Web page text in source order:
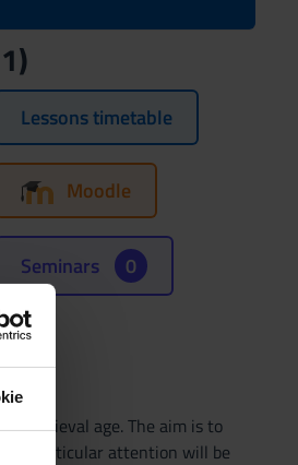
Lessons timetable
Moodle
Seminars 0
medieval age. The aim is to
Particular attention will be